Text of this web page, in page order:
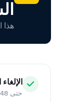
هذا
حتى 48 ساعة قبل 48 ساعة من موعد الاستلام المحدد